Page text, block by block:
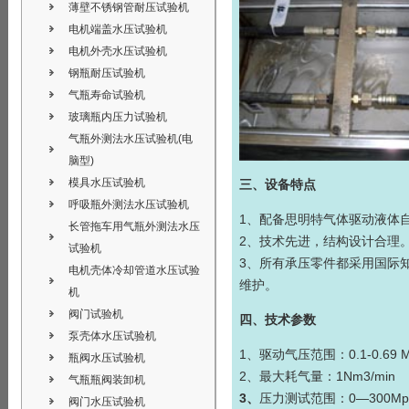
薄壁不锈钢管耐压试验机
电机端盖水压试验机
电机外壳水压试验机
钢瓶耐压试验机
气瓶寿命试验机
玻璃瓶内压力试验机
气瓶外测法水压试验机(电
脑型)
模具水压试验机
呼吸瓶外测法水压试验机
长管拖车用气瓶外测法水压
试验机
电机壳体冷却管道水压试验
机
阀门试验机
泵壳体水压试验机
瓶阀水压试验机
气瓶瓶阀装卸机
阀门水压试验机
三、设备特点
1、配备思明特气体驱动液体
2、技术先进，结构设计合理
3、所有承压零件都采用国际
维护。
四、技术参数
1、驱动气压范围：0.1-0.69
2、最大耗气量：1Nm3/min
3、 压力测试范围：